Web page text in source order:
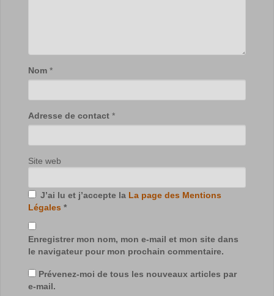
Nom *
Adresse de contact *
Site web
J’ai lu et j’accepte la La page des Mentions
Légales *
Enregistrer mon nom, mon e-mail et mon site dans
le navigateur pour mon prochain commentaire.
Prévenez-moi de tous les nouveaux articles par
e-mail.